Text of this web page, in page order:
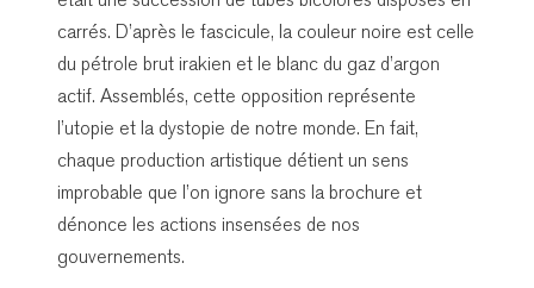
carrés. D’après le fascicule, la couleur noire est celle
du pétrole brut irakien et le blanc du gaz d’argon
actif. Assemblés, cette opposition représente
l’utopie et la dystopie de notre monde. En fait,
chaque production artistique détient un sens
improbable que l’on ignore sans la brochure et
dénonce les actions insensées de nos
gouvernements.